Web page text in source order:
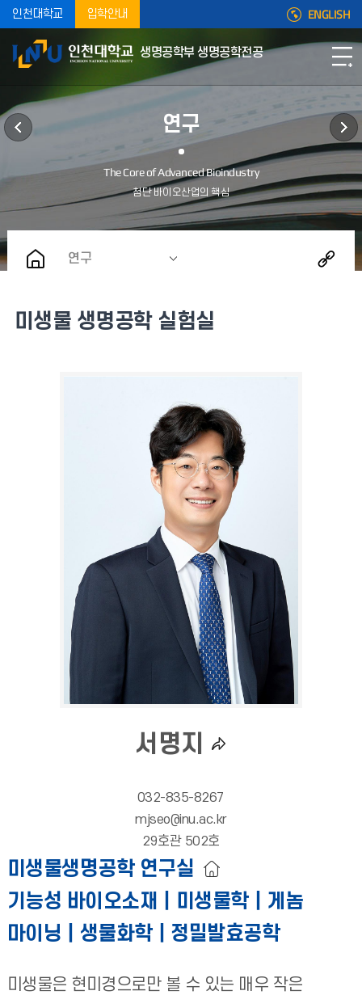
인천대학교 입학안내 ENGLISH
생명공학부 생명공학전공
연구
연구
미생물 생명공학 실험실
서명지
032-835-8267
mjseo@inu.ac.kr
29호관 502호
미생물생명공학 연구실
기능성 바이오소재｜미생물학｜게놈
마이닝｜생물화학｜정밀발효공학
미생물은 현미경으로만 볼 수 있는 매우 작은